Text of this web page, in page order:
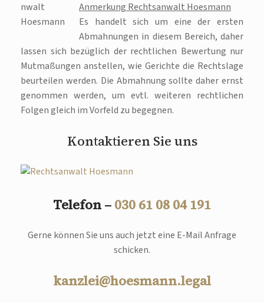
Anmerkung Rechtsanwalt Hoesmann
Es handelt sich um eine der ersten
Abmahnungen in diesem Bereich, daher
lassen sich bezüglich der rechtlichen Bewertung nur
Mutmaßungen anstellen, wie Gerichte die Rechtslage
beurteilen werden. Die Abmahnung sollte daher ernst
genommen werden, um evtl. weiteren rechtlichen
Folgen gleich im Vorfeld zu begegnen.
Kontaktieren Sie uns
Telefon – 030 61 08 04 191
Gerne können Sie uns auch jetzt eine E-Mail Anfrage
schicken.
kanzlei@hoesmann.legal